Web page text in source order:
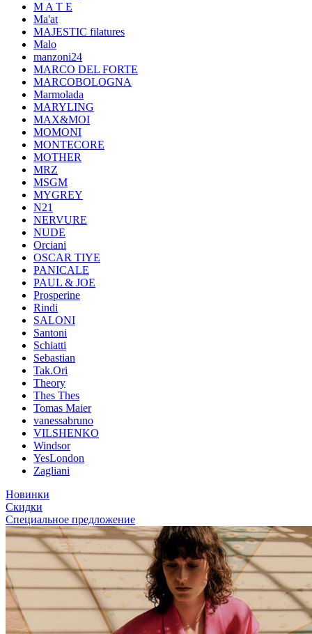
M A T E
Ma'at
MAJESTIC filatures
Malo
manzoni24
MARCO DEL FORTE
MARCOBOLOGNA
Marmolada
MARYLING
MAX&MOI
MOMONI
MONTECORE
MOTHER
MRZ
MSGM
MYGREY
N21
NERVURE
NUDE
Orciani
OSCAR TIYE
PANICALE
PAUL & JOE
Prosperine
Rindi
SALONI
Santoni
Schiatti
Sebastian
Tak.Ori
Theory
Thes Thes
Tomas Maier
vanessabruno
VILSHENKO
Windsor
YesLondon
Zagliani
Новинки
Скидки
Специальное предложение